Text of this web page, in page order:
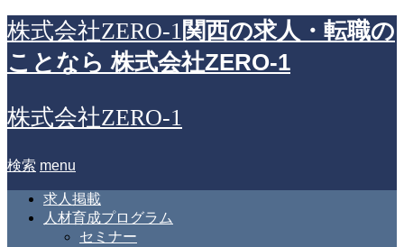
株式会社ZERO-1関西の求人・転職の
ことなら 株式会社ZERO-1
株式会社ZERO-1
検索 menu
求人掲載
人材育成プログラム
セミナー